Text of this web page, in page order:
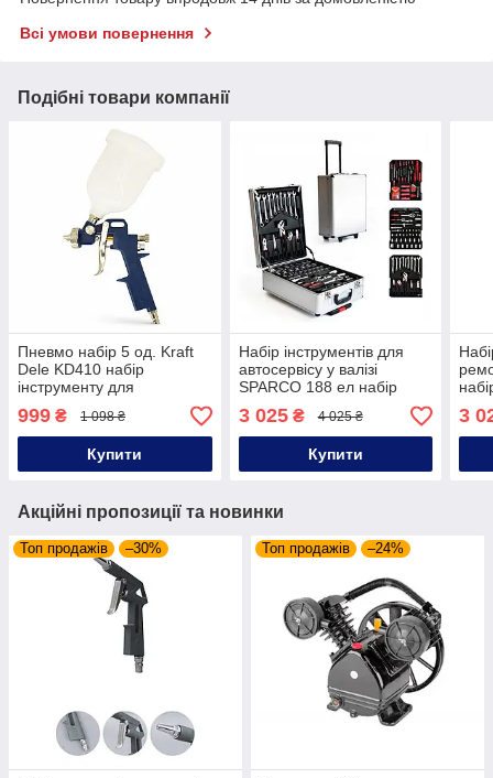
Всі умови повернення
Подібні товари компанії
Пневмо набір 5 од. Kraft
Dele KD410 набір
інструменту для
компресора
999 ₴ 1 098 ₴
Купити
Набір інструментів для
автосервісу у валізі
SPARCO 188 ел набір
інструментів з ключами
188 од у валізі
3 025₴ 4 025 ₴
Купити
у
3
Акційні пропозиції та новинки
Топ продажів –30% Топ продажів –24%